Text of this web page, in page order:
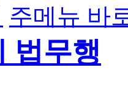
주메뉴 바